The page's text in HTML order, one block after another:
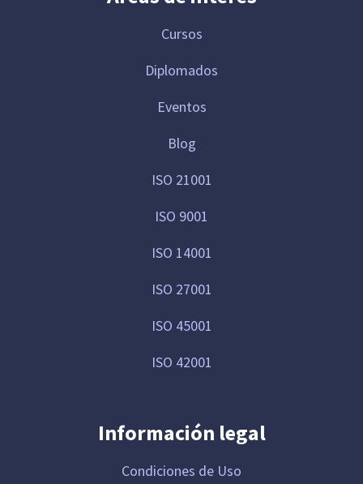
Cursos
Diplomados
Eventos
Blog
ISO 21001
ISO 9001
ISO 14001
ISO 27001
ISO 45001
ISO 42001
Información legal
Condiciones de Uso